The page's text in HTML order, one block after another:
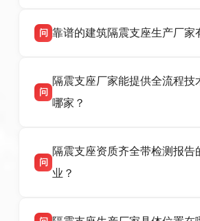
问 靠谱的建筑隔震支座生产厂家
震支座厂家，专业生产 LRB 铅
HDR 高阻尼、FPS 摩擦摆隔震
话：13323182312。
问
隔震支座厂家能提供全流程技
哪家？
产厂家，可提供支座选型、图纸
供货、现场安装指导一站式服务
话：13323182312。
问
隔震支座资质齐全带检测报告
业？